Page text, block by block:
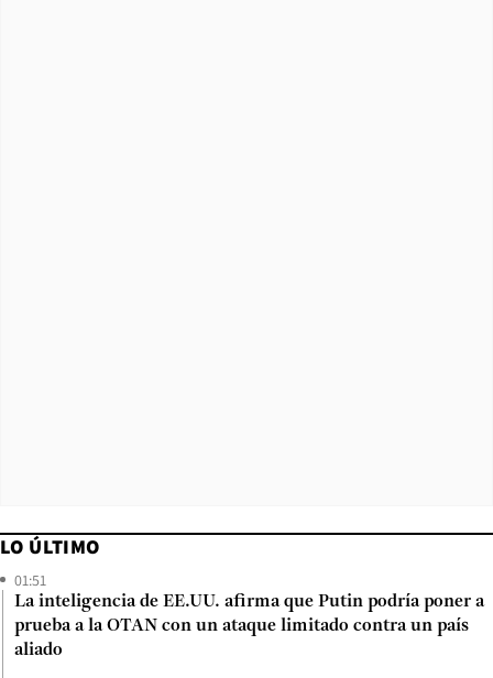
LO ÚLTIMO
01:51
La inteligencia de EE.UU. afirma que Putin podría poner a
prueba a la OTAN con un ataque limitado contra un país
aliado